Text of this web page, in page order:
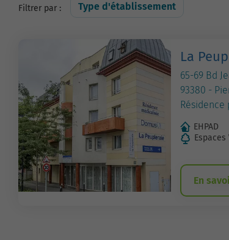
Filtrer par : Type d'établissement
La
65-69 Bd
93380 -
EHPAD
Espaces
En